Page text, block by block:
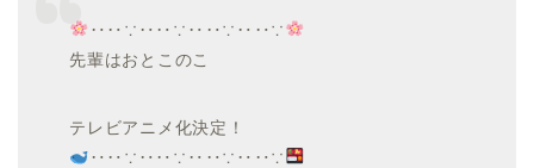
‥‥∵‥‥∵‥‥∵‥‥∵
先輩はおとこのこ
テレビアニメ化決定！
‥‥∵‥‥∵‥‥∵‥‥∵